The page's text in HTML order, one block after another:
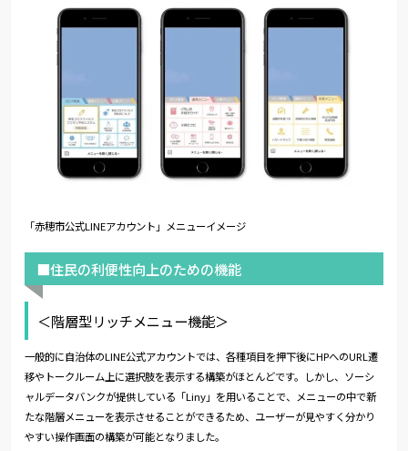
「赤穂市公式LINEアカウント」メニューイメージ
■住民の利便性向上のための機能
＜階層型リッチメニュー機能＞
一般的に自治体のLINE公式アカウントでは、各種項目を押下後にHPへのURL遷
移やトークルーム上に選択肢を表示する構築がほとんどです。しかし、ソーシ
ャルデータバンクが提供している「Liny」を用いることで、メニューの中で新
たな階層メニューを表示させることができるため、ユーザーが見やすく分かり
やすい操作画面の構築が可能となりました。